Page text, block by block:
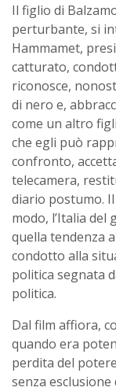
Il figlio di
perturbante, si
Hammamet,
catturato,
riconosce,
di nero e,
come un altro
che egli può
confronto,
telecamera,
diario postumo.
modo, l’Italia del
quella tendenza
condotto alla
politica segnata
politica.
Dal film affiora,
quando era
perdita del
senza esclusione